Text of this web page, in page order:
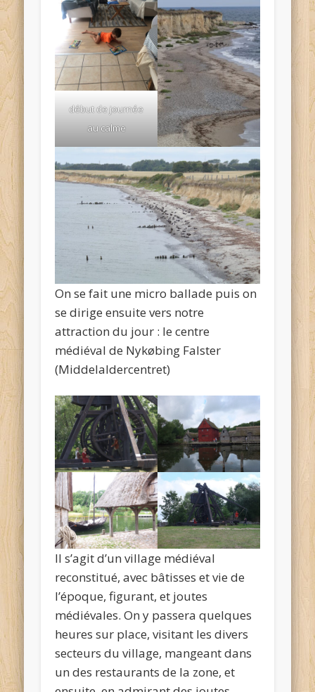
début de journée
au calme
On se fait une micro ballade puis on
se dirige ensuite vers notre
attraction du jour : le centre
médiéval de Nykøbing Falster
(Middelaldercentret)
Il s’agit d’un village médiéval
reconstitué, avec bâtisses et vie de
l’époque, figurant, et joutes
médiévales. On y passera quelques
heures sur place, visitant les divers
secteurs du village, mangeant dans
un des restaurants de la zone, et